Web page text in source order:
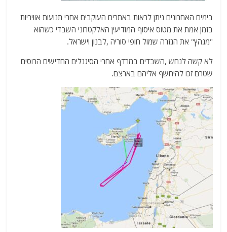
בימים האחרונים ניתן לראות באתרים העוקבים אחרי תנועות אוויריות
בזמן אמת את מטוס איסוף המודיעין האלקטרוני השבדי כשהוא
"מגהץ" את הגזרה שמול חופי סוריה ,לבנון וישראל.
לא קשה לנחש ,השבדים במרדף אחרי הסיגנלים החדישים הרוסים
שטרם זכו להיחשף אליהם בארצם.